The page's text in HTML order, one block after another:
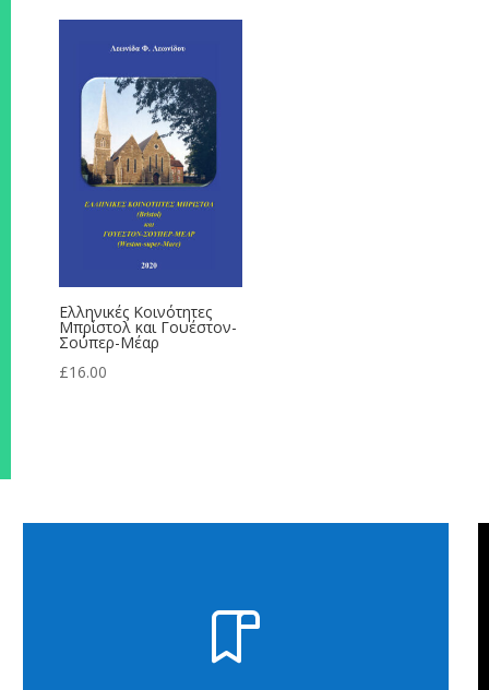
Ελληνικές Κοινότητες
Μπρίστολ και Γουέστον-
Σούπερ-Μέαρ
£16.00